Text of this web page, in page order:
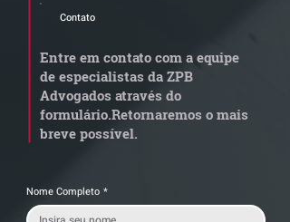
Radar Reforma
de documentos fiscais
exige revisão
operacional pelas
empresas
Contato
Entre em contato com a equipe
de especialistas da ZPB
Advogados através do
formulário.Retornaremos o mais
breve possível.
Nome Completo *